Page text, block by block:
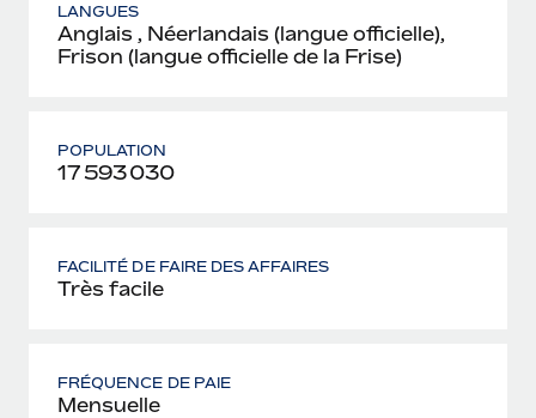
LANGUES
Anglais , Néerlandais (langue officielle),
Frison (langue officielle de la Frise)
POPULATION
17 593 030
FACILITÉ DE FAIRE DES AFFAIRES
Très facile
FRÉQUENCE DE PAIE
Mensuelle